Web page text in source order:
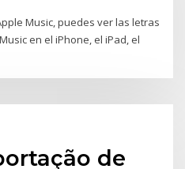
Music, puedes ver las letras
en el iPhone, el iPad, el
de